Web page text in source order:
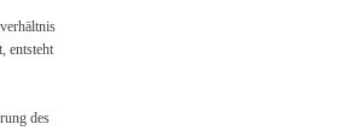
entsteht
des